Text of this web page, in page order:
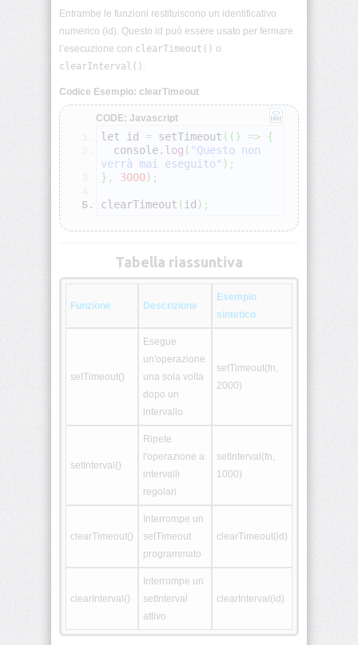
DOM:
selezione
modifica
Eventi
JS
JavaScript:
this,
call,
(setTimeout,
Entrambe le funzioni restituiscono un identificativo
numerico (id). Questo id può essere usato per fermare
l’esecuzione con clearTimeout() o
clearInterval() .
Codice Esempio: clearTimeout
CODE: Javascript
let id = setTimeout ( ( ) => {
  console.
log ( "Questo non
verrà mai eseguito" ) ;
} , 3000) ;
clearTimeout ( id ) ;
Tabella riassuntiva
Funzione Descrizione
Esempio
sintetico
setTimeout()
Esegue
un'operazione
una sola volta
dopo un
intervallo
setTimeout(fn,
2000)
setInterval()
Ripete
l'operazione a
intervalli
regolari
setInterval(fn,
1000)
clearTimeout()
Interrompe un
setTimeout
programmato
clearTimeout(id)
clearInterval()
Interrompe un
setInterval
attivo
clearInterval(id)